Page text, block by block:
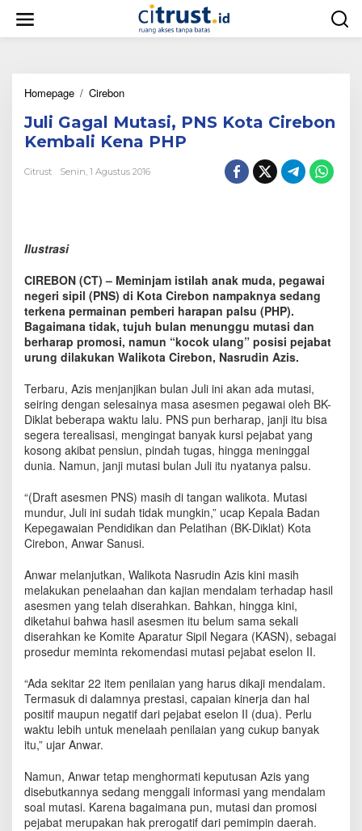
w
Homepage / Cirebon
l
i
G
g
s
i
,
P
N
S
o
t
a
C
i
r
e
o
n
K
e
b
a
l
i
K
e
n
P
H
P
Juli Gagal Mutasi, PNS Kota Cirebon
Kembali Kena PHP
Citrust Senin, 1 Agustus 2016
Ilustrasi
CIREBON (CT) – Meminjam istilah anak muda, pegawai
negeri sipil (PNS) di Kota Cirebon nampaknya sedang
terkena permainan pemberi harapan palsu (PHP).
Bagaimana tidak, tujuh bulan menunggu mutasi dan
berharap promosi, namun “kocok ulang” posisi pejabat
urung dilakukan Walikota Cirebon, Nasrudin Azis.
Terbaru, Azis menjanjikan bulan Juli ini akan ada mutasi,
seiring dengan selesainya masa asesmen pegawai oleh BK-
Diklat beberapa waktu lalu. PNS pun berharap, janji itu bisa
segera terealisasi, mengingat banyak kursi pejabat yang
kosong akibat pensiun, pindah tugas, hingga meninggal
dunia. Namun, janji mutasi bulan Juli itu nyatanya palsu.
“(Draft asesmen PNS) masih di tangan walikota. Mutasi
mundur, Juli ini sudah tidak mungkin,” ucap Kepala Badan
Kepegawaian Pendidikan dan Pelatihan (BK-Diklat) Kota
Cirebon, Anwar Sanusi.
Anwar melanjutkan, Walikota Nasrudin Azis kini masih
melakukan penelaahan dan kajian mendalam terhadap hasil
asesmen yang telah diserahkan. Bahkan, hingga kini,
diketahui bahwa hasil asesmen itu belum sama sekali
diserahkan ke Komite Aparatur Sipil Negara (KASN), sebagai
prosedur meminta rekomendasi mutasi pejabat eselon II.
“Ada sekitar 22 item penilaian yang harus dikaji mendalam.
Termasuk di dalamnya prestasi, capaian kinerja dan hal
positif maupun negatif dari pejabat eselon II (dua). Perlu
waktu lebih untuk menelaah penilaian yang cukup banyak
itu,” ujar Anwar.
Namun, Anwar tetap menghormati keputusan Azis yang
disebutkannya sedang menggali informasi yang mendalam
soal mutasi. Karena bagaimana pun, mutasi dan promosi
pejabat merupakan hak prerogatif dari pemimpin daerah.